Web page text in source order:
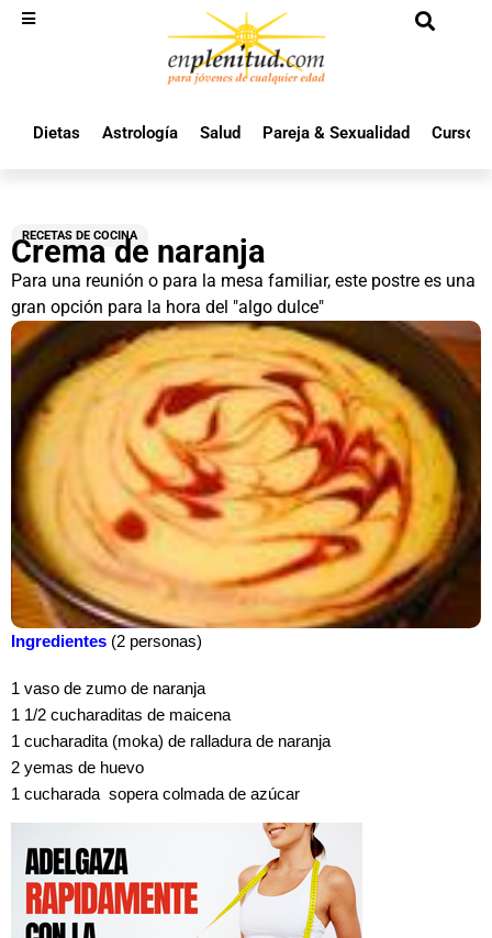
Dietas Astrología Salud Pareja & Sexualidad Cursos
RECETAS DE COCINA
Crema de naranja
Para una reunión o para la mesa familiar, este postre es una
gran opción para la hora del "algo dulce"
Ingredientes (2 personas)
1 vaso de zumo de naranja
1 1/2 cucharaditas de maicena
1 cucharadita (moka) de ralladura de naranja
2 yemas de huevo
1 cucharada sopera colmada de azúcar